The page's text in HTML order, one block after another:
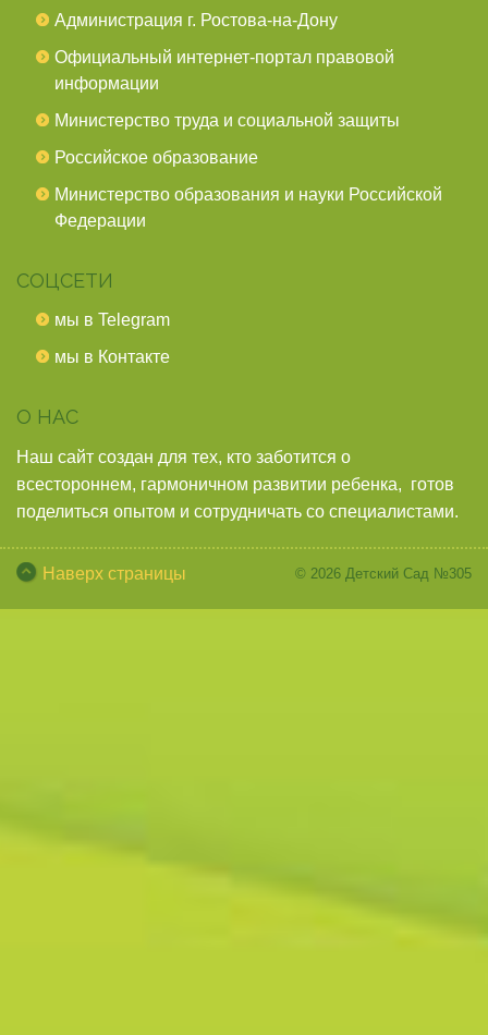
Администрация г. Ростова-на-Дону
Официальный интернет-портал правовой
информации
Министерство труда и социальной защиты
Российское образование
Министерство образования и науки Российской
Федерации
СОЦСЕТИ
мы в Telegram
мы в Контакте
О НАС
Наш сайт создан для тех, кто заботится о
всестороннем, гармоничном развитии ребенка, готов
поделиться опытом и сотрудничать со специалистами.
Наверх страницы © 2026 Детский Сад №305